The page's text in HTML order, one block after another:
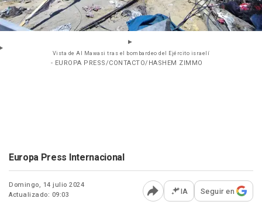
Vista de Al Mawasi tras el bombardeo del Ejército israelí
- EUROPA PRESS/CONTACTO/HASHEM ZIMMO
Europa Press Internacional
Domingo, 14 julio 2024
Actualizado: 09:03
Abrir opciones para
IA Seguir en